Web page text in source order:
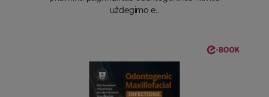
uždegimo e..